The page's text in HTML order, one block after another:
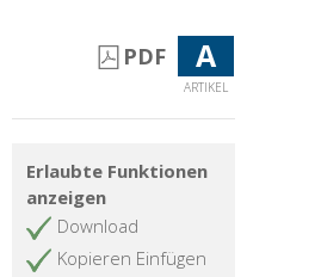
PDF A
ARTIKEL
Erlaubte Funktionen
anzeigen
Download
Kopieren Einfügen